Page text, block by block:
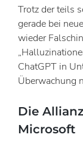
Trotz der teils
gerade bei
wieder
ChatGPT in
Überwachung
Die
Microsoft